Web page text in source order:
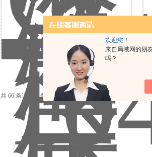
欢迎您！
来自局域网的朋
吗？
CC-104II 液压开孔器厂家
共 66 条记录，当前 1 / 5 页 首页 上一页